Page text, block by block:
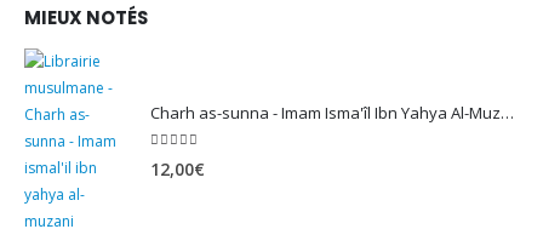
MIEUX NOTÉS
Charh as-sunna - Imam Isma'îl Ibn Yahya Al-Muzanî
12,00€